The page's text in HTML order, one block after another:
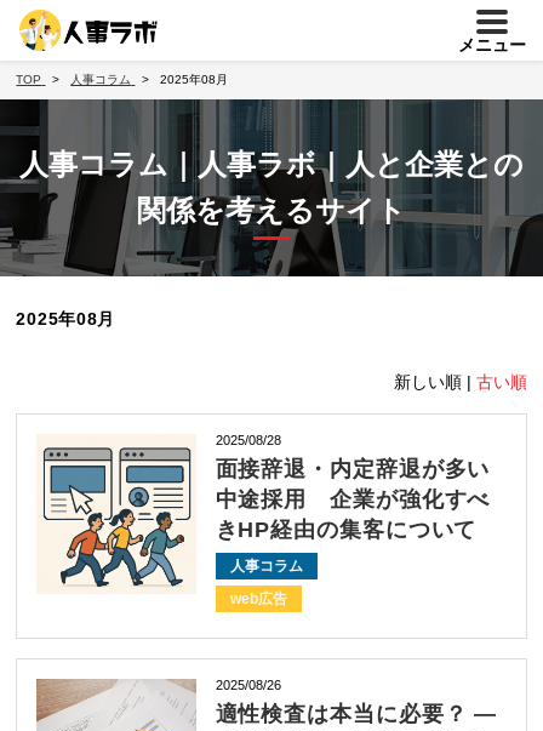
メニュー
TOP 人事コラム 2025年08月
人事コラム｜人事ラボ｜人と企業との
関係を考えるサイト
2025年08月
新しい順 | 古い順
2025/08/28
面接辞退・内定辞退が多い
中途採用 企業が強化すべ
きHP経由の集客について
人事コラム
web広告
2025/08/26
適性検査は本当に必要？ ―